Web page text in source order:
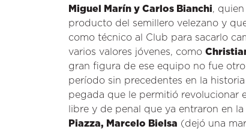
Miguel Marín y Carlos Bianchi,
producto del semillero velezano y
como técnico al Club para sacarlo
varios valores jóvenes, como
gran figura de ese equipo no fue
período sin precedentes en la
pegada que le permitió revolucionar
libre y de penal que ya entraron en
Piazza, Marcelo Bielsa (dejó una